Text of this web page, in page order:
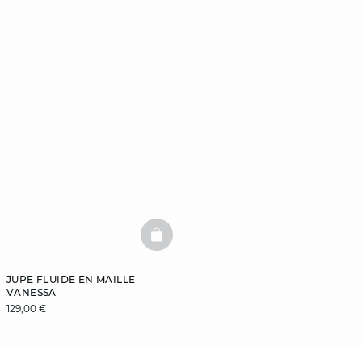
JUPE FLUIDE EN MAILLE
VANESSA
129,00 €
BASKETFULL